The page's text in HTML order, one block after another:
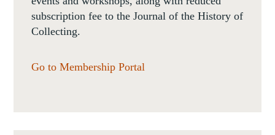
subscription fee to the Journal of the History of
Collecting.
Go to Membership Portal